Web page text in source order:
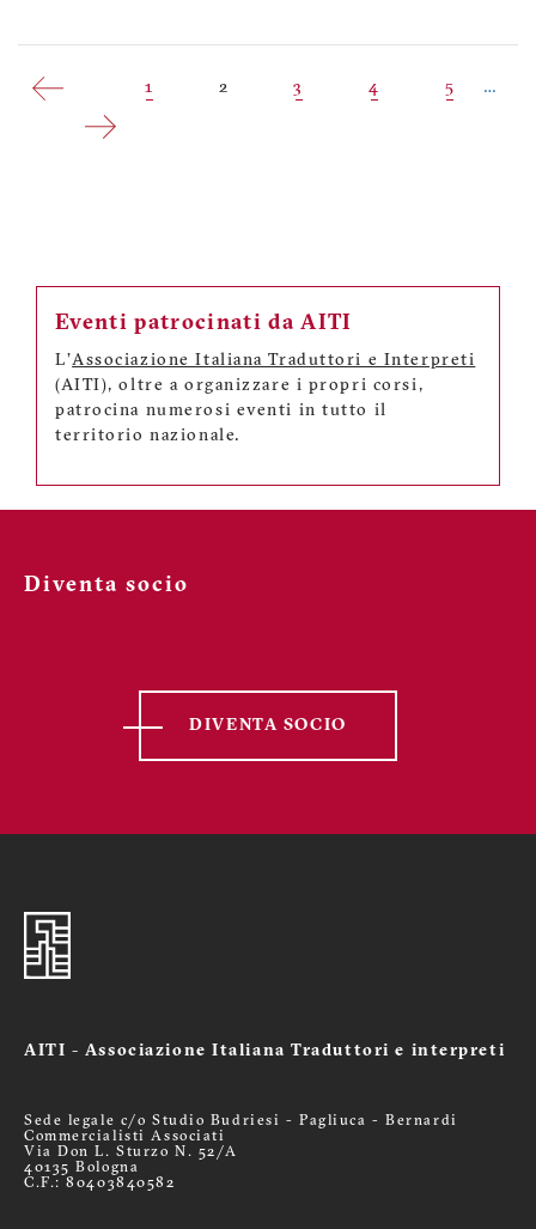
Pagina
1
Pagina
2 Pagina
3 Pagina
4 Pagina
5 …
Eventi patrocinati da AITI
L'Associazione Italiana Traduttori e Interpreti
(AITI), oltre a organizzare i propri corsi,
patrocina numerosi eventi in tutto il
territorio nazionale.
Diventa socio
DIVENTA SOCIO
AITI - Associazione Italiana Traduttori e interpreti
Sede legale c/o Studio Budriesi - Pagliuca - Bernardi
Commercialisti Associati
Via Don L. Sturzo N. 52/A
40135 Bologna
C.F.: 80403840582